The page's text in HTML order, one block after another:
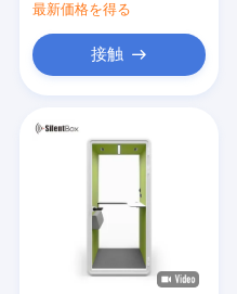
製品
ビデオ
VRショー
最新価格を得る
接触